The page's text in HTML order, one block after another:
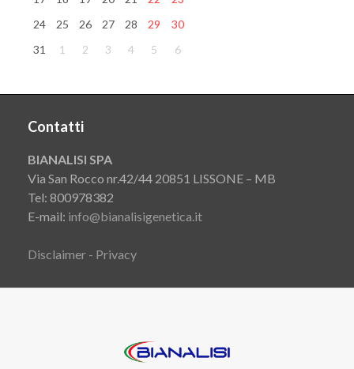
24
25 26 27 28 29
30
31
1 2 3 4 5 6
Contatti
BIANALISI SPA
Via San Rocco nr.42/44 20851 LISSONE – MB
Tel: 800978382
E-mail: info@bianalisigenetica.it
Disclaimer - Privacy